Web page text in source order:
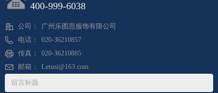
公司：
广州乐图思服饰有限公司
电话：
020-36210857
传真：
020-36210885
邮箱：
Letusi@163.com
地址：
400-999-6038